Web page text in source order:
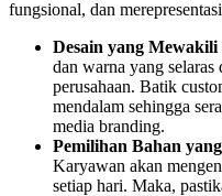
fungsional, dan
Desain yang
dan warna yang
perusahaan. Batik
mendalam sehingga
media branding.
Pemilihan Bahan
Karyawan akan
setiap hari. Maka,